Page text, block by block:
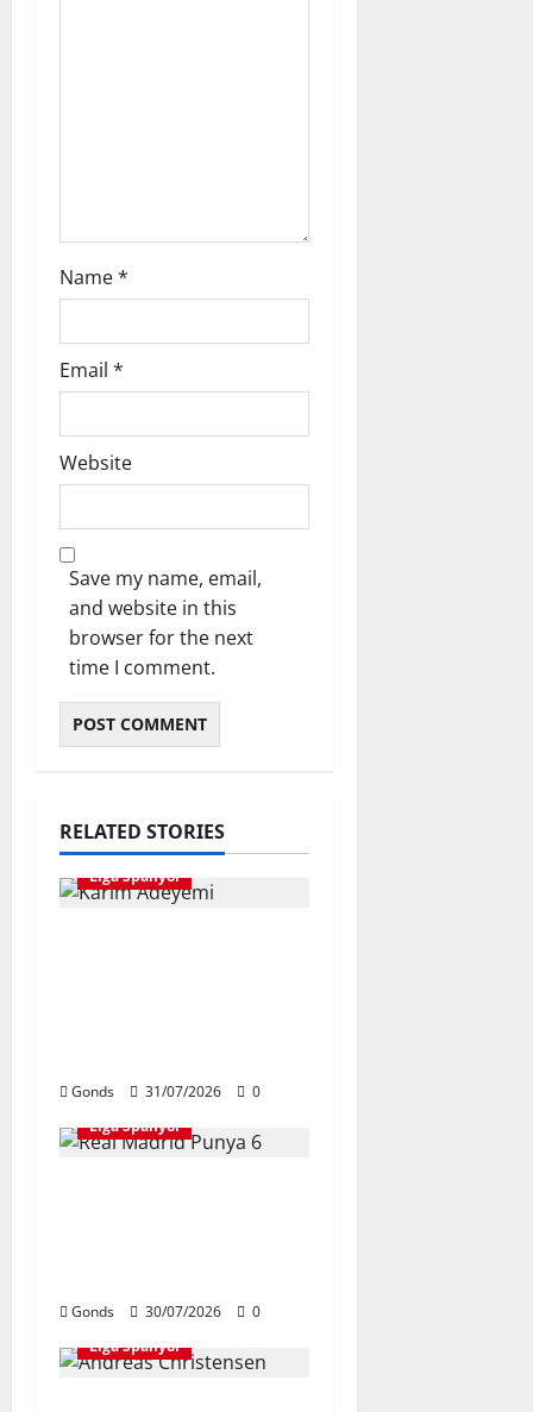
Name*
Email *
Website
Save my name, email,
and website in this
browser for the next
time I comment.
RELATED STORIES
Liga Spanyol
Gonds 31/07/2026
0
Liga Spanyol
Gonds 30/07/2026
0
Liga Spanyol